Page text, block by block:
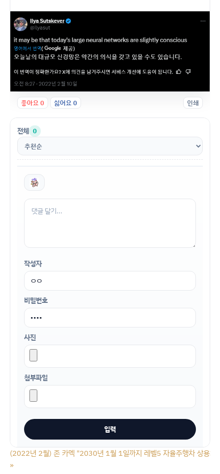
좋아요0 싫어요0 인쇄
전체 0
작성자
비밀번호
사진
첨부파일
(2022년 2월) 존 카멕 "2030년 1월 1일까지 레벨5 자율주행차 상용화
»